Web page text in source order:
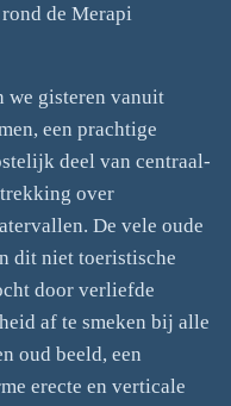
de Merapi
we gisteren vanuit
een prachtige
deel van centraal-
trekking over
De vele oude
dit niet toeristische
door verliefde
af te smeken bij alle
oud beeld, een
erecte en verticale